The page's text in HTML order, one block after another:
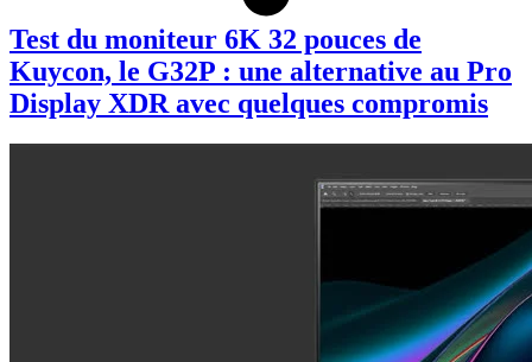
Test du moniteur 6K 32 pouces de
Kuycon, le G32P : une alternative au Pro
Display XDR avec quelques compromis